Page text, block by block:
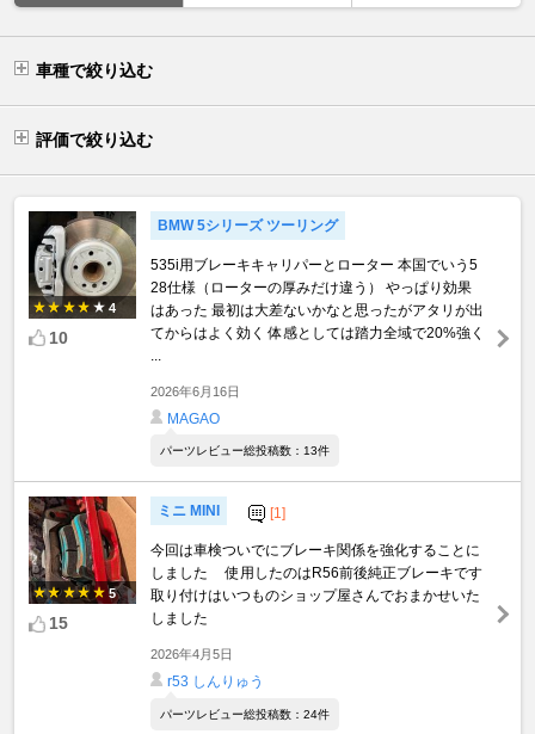
車種で絞り込む
評価で絞り込む
4
10
BMW 5シリーズ ツーリング
535i用ブレーキキャリパーとローター 本国でいう5
28仕様（ローターの厚みだけ違う） やっぱり効果
はあった 最初は大差ないかなと思ったがアタリが出
てからはよく効く 体感としては踏力全域で20%強く
2026年6月16日
MAGAO
パーツレビュー総投稿数：13件
5
15
ミニ MINI [1]
今回は車検ついでにブレーキ関係を強化することに
しました 使用したのはR56前後純正ブレーキです
取り付けはいつものショップ屋さんでおまかせいた
しました
2026年4月5日
r53 しんりゅう
パーツレビュー総投稿数：24件